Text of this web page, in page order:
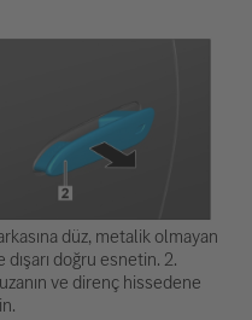
düz, metalik olmayan
doğru esnetin. 2.
ve direnç hissedene